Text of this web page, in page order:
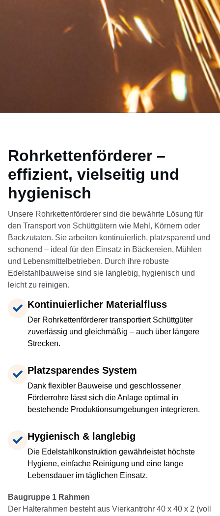
Rohrkettenförderer –
effizient, vielseitig und
hygienisch
Unsere Rohrkettenförderer sind die bewährte Lösung für
den Transport von Schüttgütern wie Mehl, Körnern oder
Backzutaten. Sie arbeiten kontinuierlich, platzsparend und
schonend – ideal für den Einsatz in Bäckereien, Mühlen
und Lebensmittelbetrieben. Durch ihre robuste
Edelstahlbauweise sind sie langlebig, hygienisch und
leicht zu reinigen.
Kontinuierlicher Materialfluss
Der Rohrkettenförderer transportiert Schüttgüter
zuverlässig und gleichmäßig – auch über längere
Strecken.
Platzsparendes System
Dank flexibler Bauweise und geschlossener
Förderrohre lässt sich die Anlage optimal in
bestehende Produktionsumgebungen integrieren.
Hygienisch & langlebig
Die Edelstahlkonstruktion gewährleistet höchste
Hygiene, einfache Reinigung und eine lange
Lebensdauer im täglichen Einsatz.
Baugruppe 1 Rahmen
Der Halterahmen besteht aus Vierkantrohr 40 x 40 x 2 (voll